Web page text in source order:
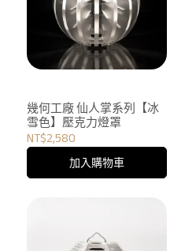
幾何工廠 仙人掌系列【冰
雪色】壓克力燈罩
NT$2,580
加入購物車